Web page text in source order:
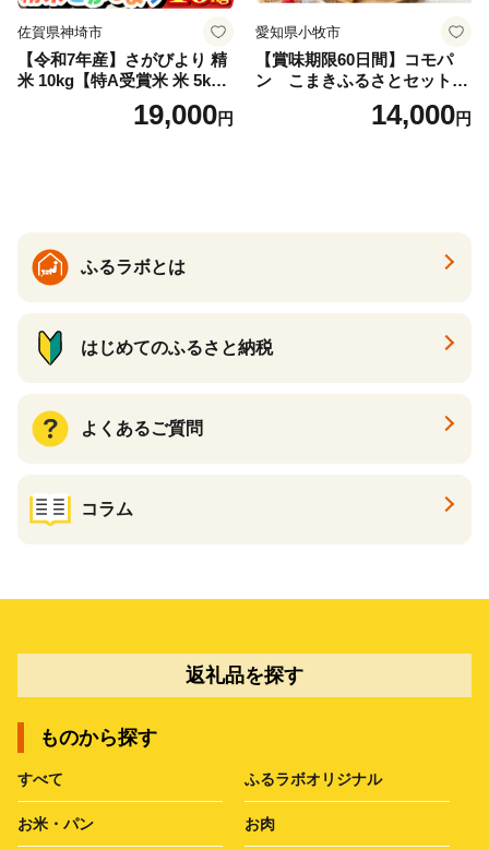
佐賀県神埼市
【令和7年産】さがびより 精
米 10kg【特A受賞米 米 5kg×
2袋 お米 コメ こめ 国産 美味
しい ブランド米 人気 ランキ
19,000円
愛知県小牧市
【賞味期限60日間】コモパ
ン こまきふるさとセット
（24個入り）／災害用備蓄
保存食 非常食 防災グッズに
14,000円
ふるラボとは
はじめてのふるさと納税
よくあるご質問
コラム
返礼品を探す
ものから探す
すべて ふるラボオリジナル
お米・パン お肉